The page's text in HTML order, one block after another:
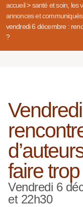
accueil> santé et soin, les
annonces et communiqués
vendredi 6 décembre :
?
faire
Vendredi 6
et 22h30